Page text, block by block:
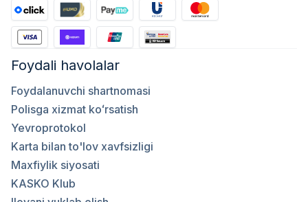
Foydali havolalar
Foydalanuvchi shartnomasi
Polisga xizmat koʻrsatish
Yevroprotokol
Karta bilan to'lov xavfsizligi
Maxfiylik siyosati
KASKO Klub